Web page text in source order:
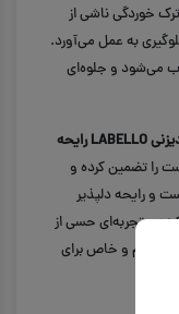
و ترک‌ خوردگی ناشی از
به‌ عمل می‌آورد.
می‌شود و جلوه‌ای
بالم لب دیزنی LABELLO رایحه
را تضمین کرده و
و رایحه‌ دلپذیر
و تجربه‌ای حسی از
ملایم و خاص برای